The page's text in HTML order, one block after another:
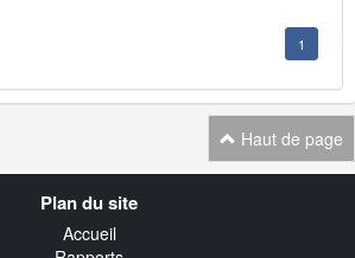
1
Haut de page
Plan du site
Accueil